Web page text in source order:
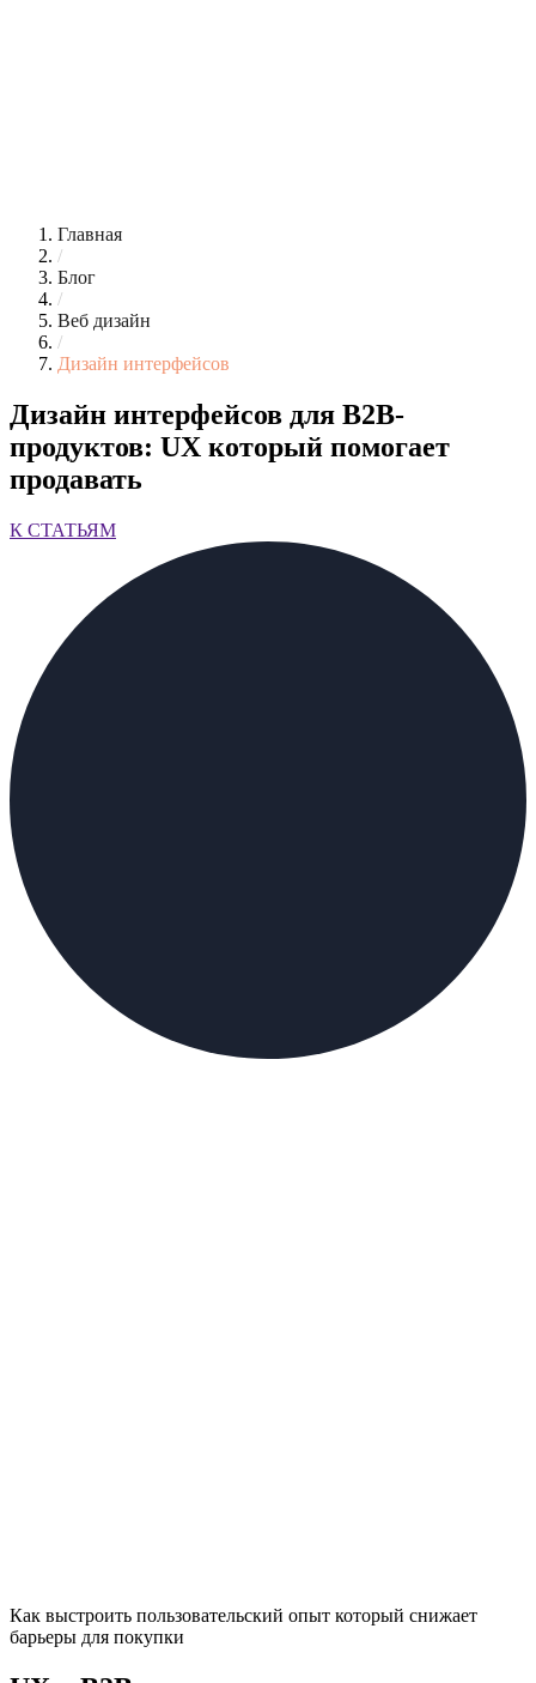
Главная
/
Блог
/
Веб дизайн
/
Дизайн интерфейсов
Дизайн интерфейсов для B2B-
продуктов: UX который помогает
продавать
К СТАТЬЯМ
Как выстроить пользовательский опыт который снижает
барьеры для покупки